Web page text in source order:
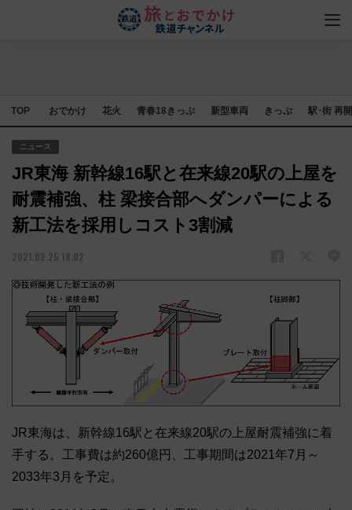
TOP おでかけ 花火 青春18きっぷ 新型車両 きっぷ 駅･街 再
ニュース
JR東海 新幹線16駅と在来線20駅の上屋を
耐震補強、柱 梁接合部へダンパーによる
新工法を採用しコスト3割減
2021.02.25 18:02
JR東海は、新幹線16駅と在来線20駅の上屋耐震補強に着
手する。工事費は約260億円、工事期間は2021年7月～
2033年3月を予定。